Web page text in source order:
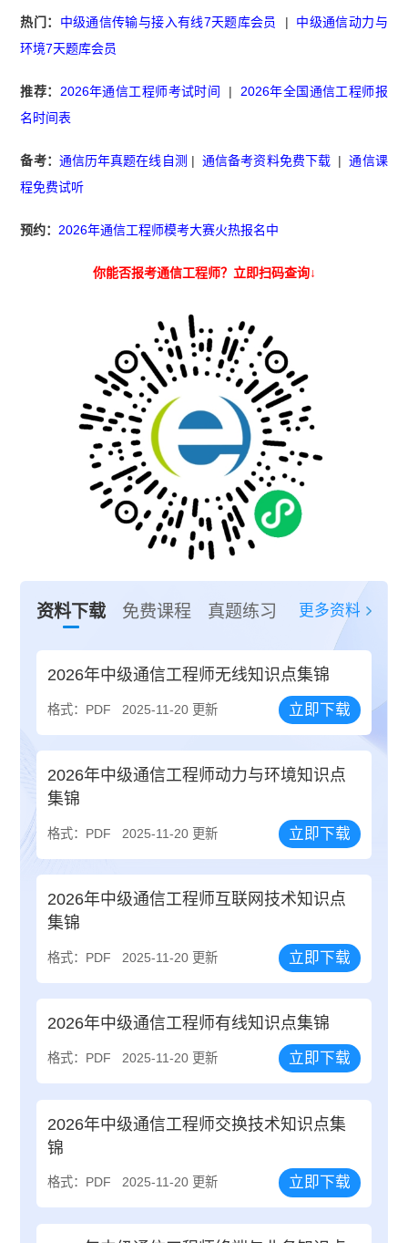
热门： 中级通信传输与接入有线7天题库会员 | 中级通信动力与
环境7天题库会员
推荐： 2026年通信工程师考试时间 | 2026年全国通信工程师报
名时间表
备考： 通信历年真题在线自测 |通信备考资料免费下载 |通信课
程免费试听
预约： 2026年通信工程师模考大赛火热报名中
你能否报考通信工程师？立即扫码查询↓
资料下载 免费课程 真题练习 更多资料
2026年中级通信工程师无线知识点集锦
格式：PDF 2025-11-20 更新 立即下载
2026年中级通信工程师动力与环境知识点
集锦
格式：PDF 2025-11-20 更新 立即下载
2026年中级通信工程师互联网技术知识点
集锦
格式：PDF 2025-11-20 更新 立即下载
2026年中级通信工程师有线知识点集锦
格式：PDF 2025-11-20 更新 立即下载
2026年中级通信工程师交换技术知识点集
锦
格式：PDF 2025-11-20 更新 立即下载